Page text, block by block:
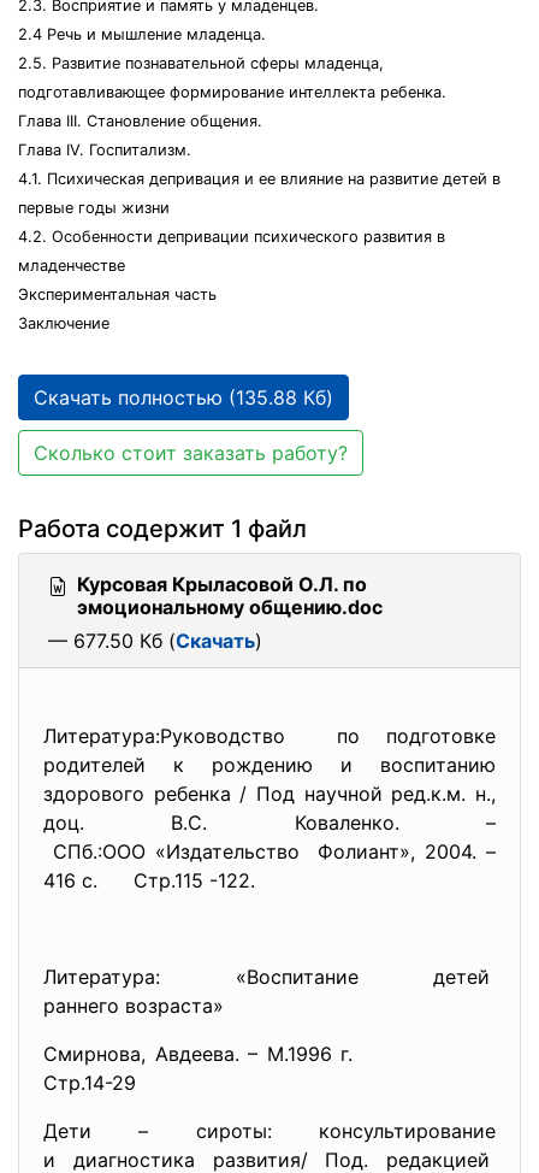
2.3. Восприятие и память у младенцев.
2.4 Речь и мышление младенца.
2.5. Развитие познавательной сферы младенца,
подготавливающее формирование интеллекта ребенка.
Глава III. Становление общения.
Глава IV. Госпитализм.
4.1. Психическая депривация и ее влияние на развитие детей в
первые годы жизни
4.2. Особенности депривации психического развития в
младенчестве
Экспериментальная часть
Заключение
Скачать полностью (135.88 Кб)
Сколько стоит заказать работу?
Работа содержит 1 файл
Курсовая Крыласовой О.Л. по
эмоциональному общению.doc
— 677.50 Кб (Скачать)
Литература:Руководство по подготовке
родителей к рождению и воспитанию
здорового ребенка / Под научной ред.к.м. н.,
доц. В.С. Коваленко. –
СПб.:ООО «Издательство Фолиант», 2004. –
416 с. Стр.115 -122.
Литература: «Воспитание детей
раннего возраста»
Смирнова, Авдеева. – М.1996 г.
Стр.14-29
Дети – сироты: консультирование
и диагностика развития/ Под. редакцией